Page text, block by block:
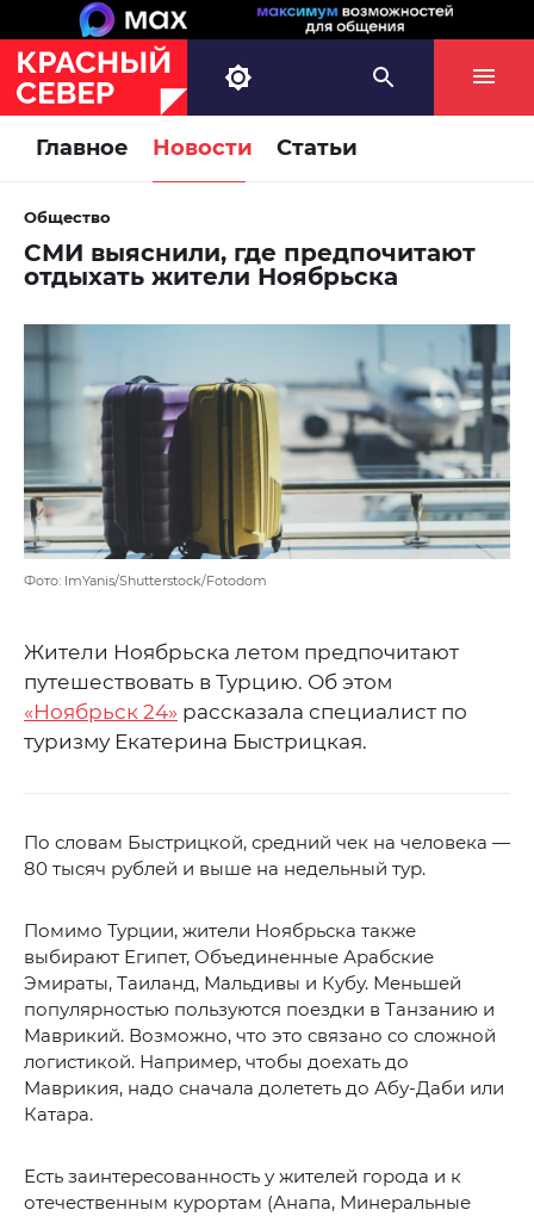
Главное Новости Статьи
Общество
СМИ выяснили, где предпочитают
отдыхать жители Ноябрьска
Фото: ImYanis/Shutterstock/Fotodom
Жители Ноябрьска летом предпочитают
путешествовать в Турцию. Об этом
«Ноябрьск 24» рассказала специалист по
туризму Екатерина Быстрицкая.
По словам Быстрицкой, средний чек на человека —
80 тысяч рублей и выше на недельный тур.
Помимо Турции, жители Ноябрьска также
выбирают Египет, Объединенные Арабские
Эмираты, Таиланд, Мальдивы и Кубу. Меньшей
популярностью пользуются поездки в Танзанию и
Маврикий. Возможно, что это связано со сложной
логистикой. Например, чтобы доехать до
Маврикия, надо сначала долететь до Абу-Даби или
Катара.
Есть заинтересованность у жителей города и к
отечественным курортам (Анапа, Минеральные